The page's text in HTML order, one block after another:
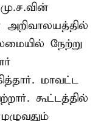
நேற்று
மாவட்ட
கூட்டத்தில்